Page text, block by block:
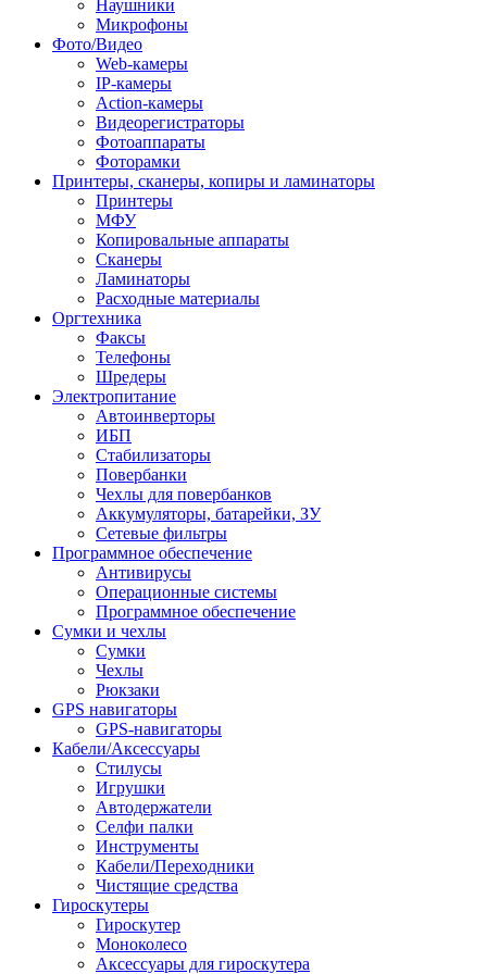
Наушники
Микрофоны
Фото/Видео
Web-камеры
IP-камеры
Action-камеры
Видеорегистраторы
Фотоаппараты
Фоторамки
Принтеры, сканеры, копиры и ламинаторы
Принтеры
МФУ
Копировальные аппараты
Сканеры
Ламинаторы
Расходные материалы
Оргтехника
Факсы
Телефоны
Шредеры
Электропитание
Автоинверторы
ИБП
Стабилизаторы
Повербанки
Чехлы для повербанков
Аккумуляторы, батарейки, ЗУ
Сетевые фильтры
Программное обеспечение
Антивирусы
Операционные системы
Программное обеспечение
Сумки и чехлы
Сумки
Чехлы
Рюкзаки
GPS навигаторы
GPS-навигаторы
Кабели/Аксессуары
Стилусы
Игрушки
Автодержатели
Селфи палки
Инструменты
Кабели/Переходники
Чистящие средства
Гироскутеры
Гироскутер
Моноколесо
Аксессуары для гироскутера